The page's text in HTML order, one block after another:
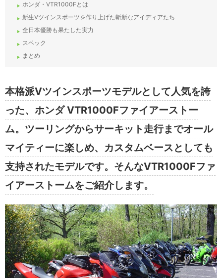
ホンダ・VTR1000Fとは
新生Vツインスポーツを作り上げた斬新なアイディアたち
全日本優勝も果たした実力
スペック
まとめ
本格派Vツインスポーツモデルとして人気を誇
った、ホンダ VTR1000Fファイアーストー
ム。ツーリングからサーキット走行までオール
マイティーに楽しめ、カスタムベースとしても
支持されたモデルです。そんなVTR1000Fファ
イアーストームをご紹介します。